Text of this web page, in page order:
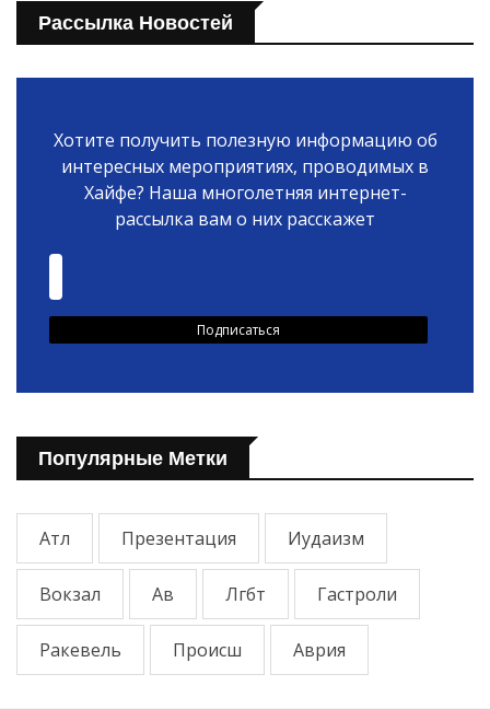
Рассылка Новостей
Хотите получить полезную информацию об
интересных мероприятиях, проводимых в
Хайфе? Наша многолетняя интернет-
рассылка вам о них расскажет
Популярные Метки
Атл Презентация Иудаизм
Вокзал Ав Лгбт Гастроли
Ракевель Происш Аврия